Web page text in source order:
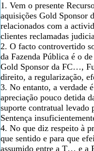
1. Vem o presente
aquisições Gold Sponsor
relacionados com a
clientes reclamadas
2. O facto controvertido
da Fazenda Pública é o
Gold Sponsor da FC…,
direito, a regularização,
3. No entanto, a verdade
apreciação pouco detida
suporte contratual levado
Sentença
4. No que diz respeito à
que sentido e para que
assumido entre a T… e a